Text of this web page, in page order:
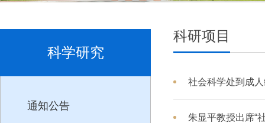
科学研究
通知公告
科研项目
社会科学处到成
朱显平教授出席“